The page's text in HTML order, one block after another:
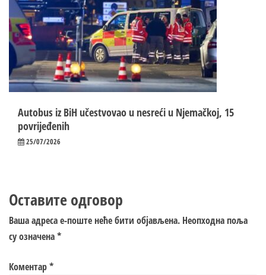
Autobus iz BiH učestvovao u nesreći u Njemačkoj, 15
povrijeđenih
25/07/2026
Оставите одговор
Ваша адреса е-поште неће бити објављена. Неопходна поља
су означена*
Коментар*